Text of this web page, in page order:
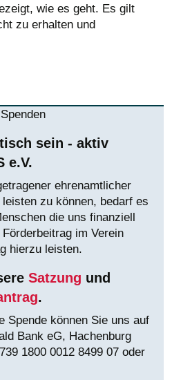
wie es geht. Es gilt
zu erhalten und
sein - aktiv
e.V.
ehrenamtlicher
zu können, bedarf es
die uns finanziell
im Verein
hierzu leisten.
Satzung und
.
Spende können Sie uns auf
Bank eG, Hachenburg
1800 0012 8499 07 oder